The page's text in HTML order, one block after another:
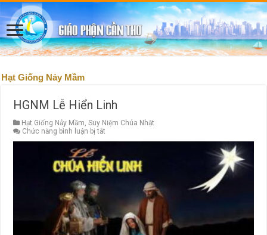
Hạt Giống Nảy Mầm
HGNM Lễ Hiển Linh
Hạt Giống Nảy Mầm ,Suy Niệm Chúa Nhật
Chức năng bình luận bị tắt
Hiển
Linh